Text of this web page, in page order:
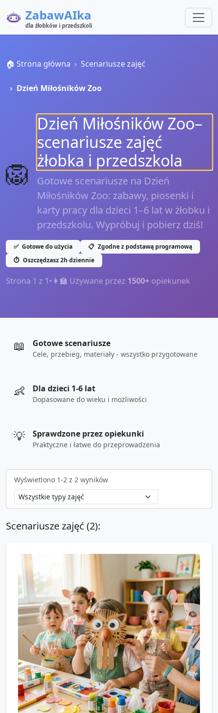
ZabawAIka
dla żłobków i przedszkoli
🏠 Strona główna Scenariusze zajęć
Dzień Miłośników Zoo
🦁
Dzień Miłośników Zoo–
scenariusze zajęć
żłobka i przedszkola
Gotowe scenariusze na Dzień
Miłośników Zoo: zabawy, piosenki i
karty pracy dla dzieci 1–6 lat w żłobku i
przedszkolu. Wypróbuj i pobierz dziś!
✅ Gotowe do użycia 📋 Zgodne z podstawą programową
⏱️ Oszczędzasz 2h dziennie
Strona 1 z 1• 👩‍🏫 Używane przez 1500+ opiekunek
📖 Gotowe scenariusze
Cele, przebieg, materiały - wszystko przygotowane
👶 Dla dzieci 1-6 lat
Dopasowane do wieku i możliwości
💡 Sprawdzone przez opiekunki
Praktyczne i łatwe do przeprowadzenia
Wyświetlono 1-2 z 2 wyników
Scenariusze zajęć (2):